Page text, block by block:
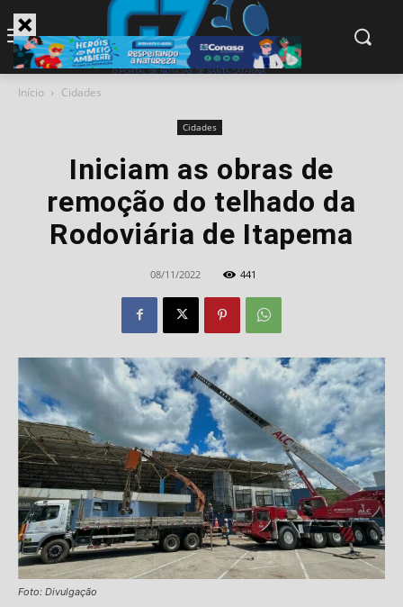
Início Cidades
Cidades
Iniciam as obras de
remoção do telhado da
Rodoviária de Itapema
08/11/2022 441
Foto: Divulgação
modal-check